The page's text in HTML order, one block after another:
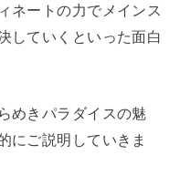
ネートの力でメインス
していくといった面白
めきパラダイスの魅
にご説明していきま